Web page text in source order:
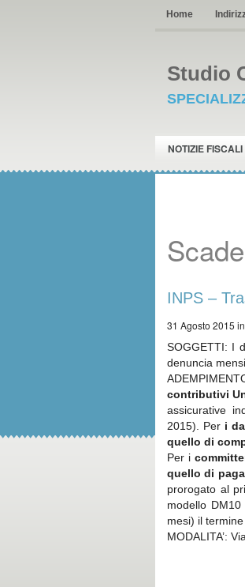
Home
Studio
NOTIZIE FISCALI
INPS –
31 Agosto 2015 in
SOGGETTI: I
denuncia
contributivi
assicurative
2015). Per i
quello di
Per i
quello di
prorogato al
modello
mesi) il
MODALITA’: